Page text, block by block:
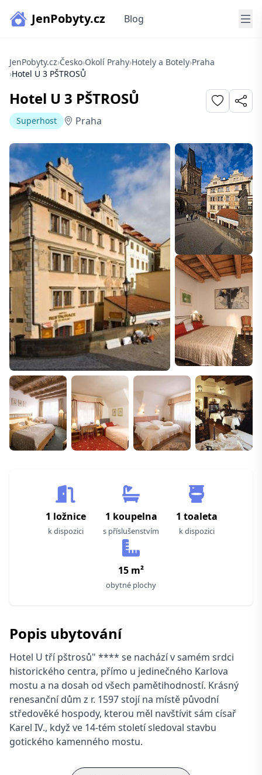
JenPobyty.cz Blog
JenPobyty.cz›Česko›Okolí Prahy›Hotely a Botely›Praha
›Hotel U 3 PŠTROSŮ
Hotel U 3 PŠTROSŮ
Superhost Praha
1 ložnice
k dispozici
1 koupelna
s příslušenstvím
1 toaleta
k dispozici
15 m²
obytné plochy
Popis ubytování
Hotel U tří pštrosů" **** se nachází v samém srdci
historického centra, přímo u jedinečného Karlova
mostu a na dosah od všech pamětihodností. Krásný
renesanční dům z r. 1597 stojí na místě původní
středověké hospody, kterou měl navštívit sám císař
Karel IV., když ve 14-tém století sledoval stavbu
gotického kamenného mostu.